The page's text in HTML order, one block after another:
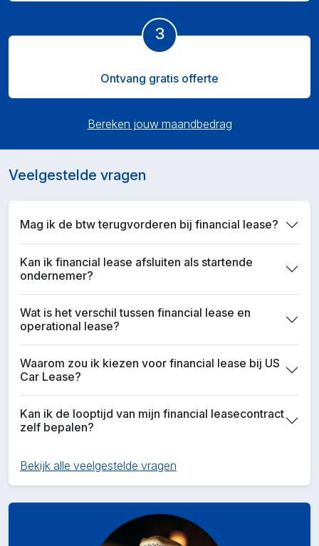
3
Ontvang gratis offerte
Bereken jouw maandbedrag
Veelgestelde vragen
Mag ik de btw terugvorderen bij financial lease?
Kan ik financial lease afsluiten als startende
ondernemer?
Wat is het verschil tussen financial lease en
operational lease?
Waarom zou ik kiezen voor financial lease bij US
Car Lease?
Kan ik de looptijd van mijn financial leasecontract
zelf bepalen?
Bekijk alle veelgestelde vragen